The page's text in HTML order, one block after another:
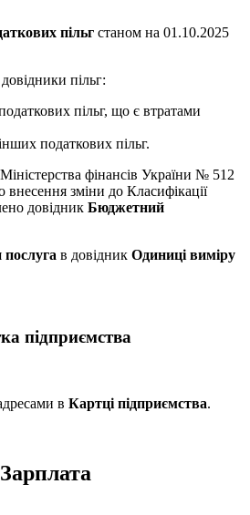
пільг станом на 01.10.2025
пільг:
пільг, що є втратами
податкових пільг.
фінансів України № 512
зміни до Класифікації
довідник Бюджетний
послуга в довідник Одиниці виміру
підприємства
в Картці підприємства.
Зарплата